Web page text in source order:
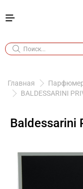
Главная
BALDESSARINI
Baldessarini